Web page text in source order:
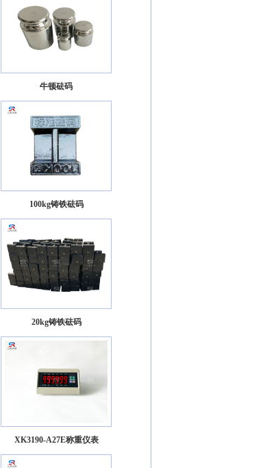
牛顿砝码
100kg铸铁砝码
20kg铸铁砝码
XK3190-A27E称重仪表